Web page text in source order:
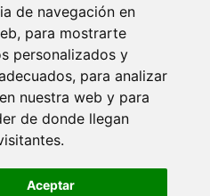
de navegación en
para mostrarte
personalizados y
para analizar
nuestra web y para
de donde llegan
Aceptar